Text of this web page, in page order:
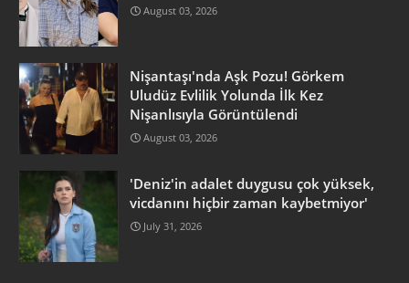
August 03, 2026
Nişantaşı'nda Aşk Pozu! Görkem
Uludüz Evlilik Yolunda İlk Kez
Nişanlısıyla Görüntülendi
August 03, 2026
'Deniz'in adalet duygusu çok yüksek,
vicdanını hiçbir zaman kaybetmiyor'
July 31, 2026